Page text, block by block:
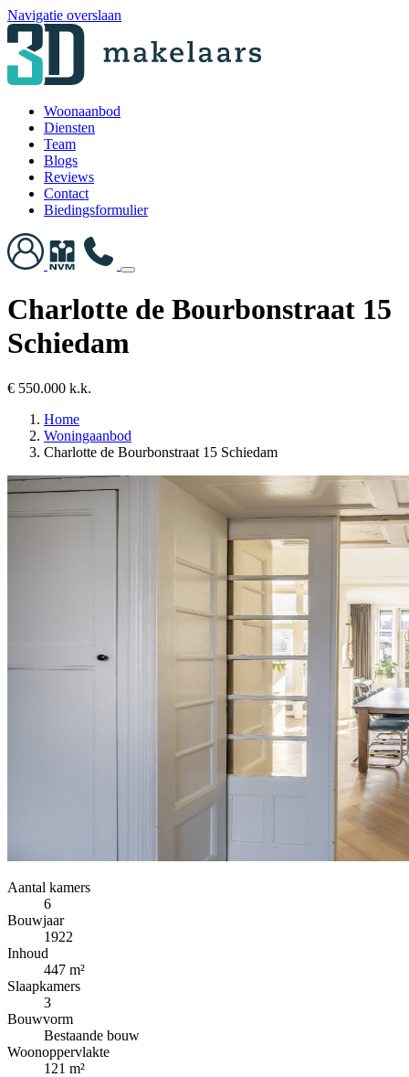
Navigatie overslaan
Woonaanbod
Diensten
Team
Blogs
Reviews
Contact
Biedingsformulier
Charlotte de Bourbonstraat 15
Schiedam
€ 550.000 k.k.
Home
Woningaanbod
Charlotte de Bourbonstraat 15 Schiedam
Aantal kamers
6
Bouwjaar
1922
Inhoud
447 m²
Slaapkamers
3
Bouwvorm
Bestaande bouw
Woonoppervlakte
121 m²